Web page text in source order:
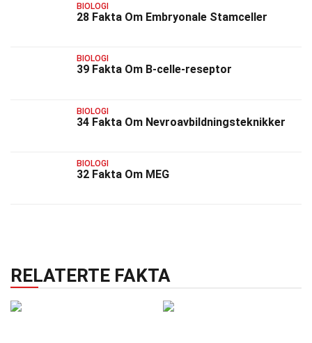
BIOLOGI
28 Fakta Om Embryonale Stamceller
BIOLOGI
39 Fakta Om B-celle-reseptor
BIOLOGI
34 Fakta Om Nevroavbildningsteknikker
BIOLOGI
32 Fakta Om MEG
RELATERTE FAKTA